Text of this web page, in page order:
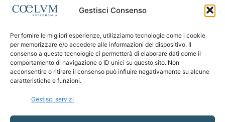
Gestisci Consenso
Per fornire le migliori esperienze, utilizziamo tecnologie come i cookie
per memorizzare e/o accedere alle informazioni del dispositivo. Il
consenso a queste tecnologie ci permetterà di elaborare dati come il
comportamento di navigazione o ID unici su questo sito. Non
acconsentire o ritirare il consenso può influire negativamente su alcune
caratteristiche e funzioni.
Gestisci servizi
SEGUICI